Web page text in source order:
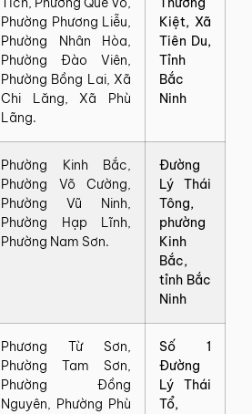
Phường Phương Liễu,
Phường Nhân Hòa,
Phường Đào Viên,
Phường Bồng Lai, Xã
Chi Lăng, Xã Phù
Lãng.
Kiệt, Xã
Tiên Du,
Tỉnh
Bắc
Ninh
Phường Kinh Bắc,
Phường Võ Cường,
Phường Vũ Ninh,
Phường Hạp Lĩnh,
Phường Nam Sơn.
Đường
Lý Thái
Tông,
phường
Kinh
Bắc,
tỉnh Bắc
Ninh
Phương Từ Sơn,
Phường Tam Sơn,
Phường Đồng
Nguyên, Phường Phù
Số 1
Đường
Lý Thái
Tổ,